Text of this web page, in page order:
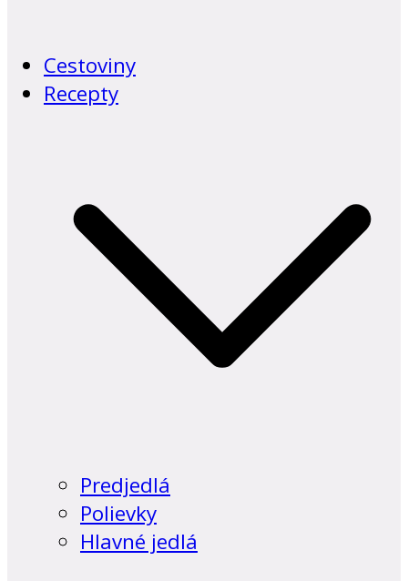
Cestoviny
Recepty
Predjedlá
Polievky
Hlavné jedlá